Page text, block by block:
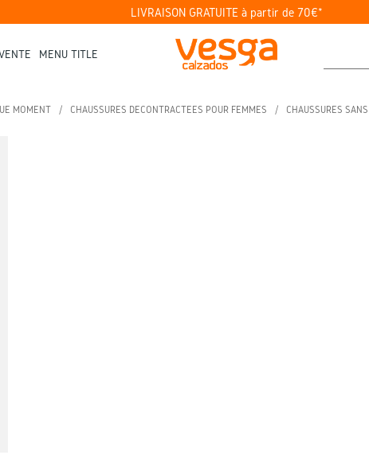
LIVRAISON GRATUITE à partir de 70€*
MENU TITLE
MOMENT CHAUSSURES DÉCONTRACTÉES POUR FEMMES CHAUSSURES